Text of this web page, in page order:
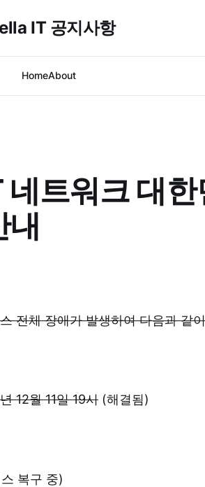
IT 공지사항
HomeAbout
트워크 대한
내
전체 장애가 발생하여 다음과 같
12월 11일 19시 (해결됨)
복구 중)